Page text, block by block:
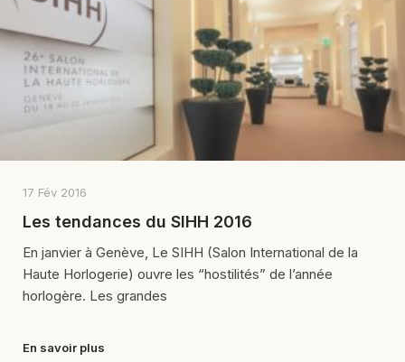
17 Fév 2016
Les tendances du SIHH 2016
En janvier à Genève, Le SIHH (Salon International de la
Haute Horlogerie) ouvre les “hostilités” de l’année
horlogère. Les grandes
En savoir plus